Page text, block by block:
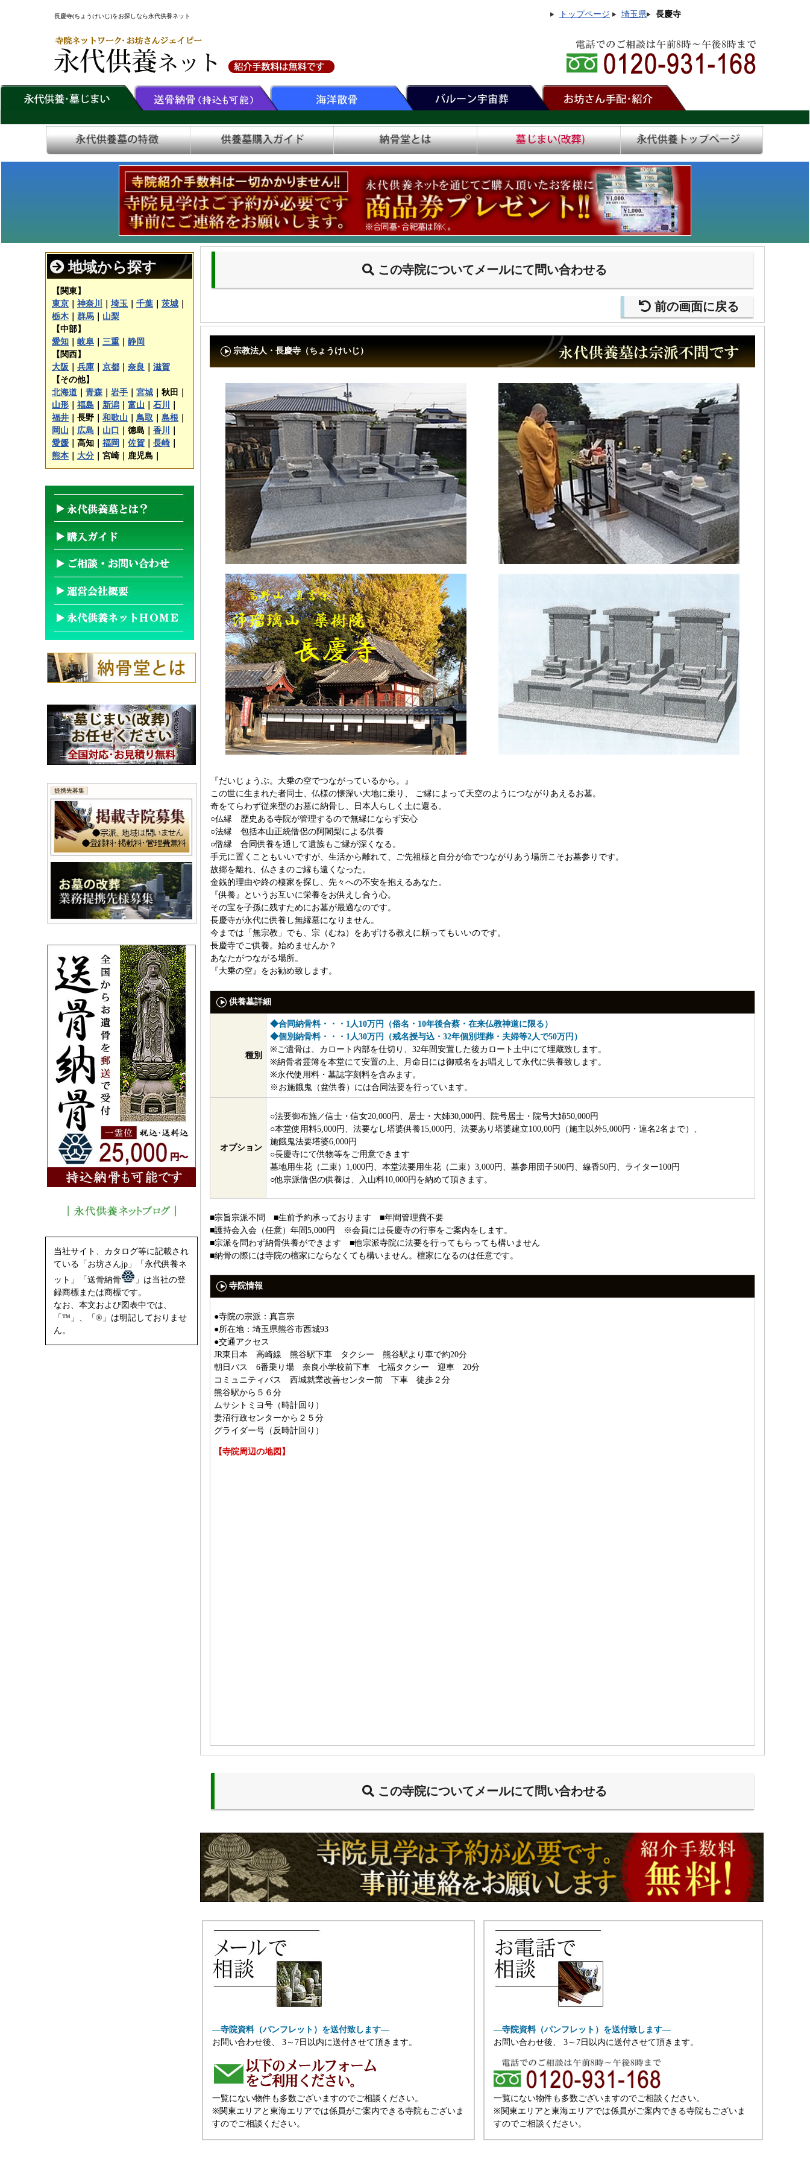
長慶寺(ちょうけいじ)をお探しなら永代供養ネット トップページ 埼玉県 長慶寺
地域から探す
【関東】
東京
神奈川 埼玉 千葉 茨城
栃木
群馬
山梨
【中部】
愛知
岐阜 三重
静岡
【関西】
大阪
兵庫 京都 奈良
滋賀
【その他】
北海道
青森 岩手 宮城
秋田｜
山形
福島 新潟 富山 石川
福井
長野｜ 和歌山 鳥取 島根
岡山
広島 山口 徳島｜ 香川
愛媛
高知｜ 福岡 佐賀 長崎
熊本
大分 宮崎｜ 鹿児島｜
提携先募集
当社サイト、カタログ等に記載され
ている「お坊さんjp」「永代供養ネ
ット」「送骨納骨
」は当社の登
録商標または商標です。
なお、本文および図表中では、
「™」、「®」は明記しておりませ
ん。
この寺院についてメールにて問い合わせる
前の画面に戻る
宗教法人・長慶寺（ちょうけいじ）
『だいじょうぶ。大乗の空でつながっているから。』
この世に生まれた者同士、仏様の懐深い大地に乗り、 ご縁によって天空のようにつながりあえるお墓。
奇をてらわず従来型のお墓に納骨し、日本人らしく土に還る。
○仏縁 歴史ある寺院が管理するので無縁にならず安心
○法縁 包括本山正統僧侶の阿闍梨による供養
○僧縁 合同供養を通して遺族もご縁が深くなる。
手元に置くこともいいですが、生活から離れて、ご先祖様と自分が命でつながりあう場所こそお墓参りです。
故郷を離れ、仏さまのご縁も遠くなった。
金銭的理由や終の棲家を探し、先々への不安を抱えるあなた。
『供養』というお互いに栄養をお供えし合う心。
その宝を子孫に残すためにお墓が最適なのです。
長慶寺が永代に供養し無縁墓になりません。
今までは「無宗教」でも、宗（むね）をあずける教えに頼ってもいいのです。
長慶寺でご供養。始めませんか？
あなたがつながる場所。
『大乗の空』をお勧め致します。
供養墓詳細
種別
◆合同納骨料・・・1人10万円（俗名・10年後合蔡・在来仏教神道に限る）
◆個別納骨料・・・1人30万円（戒名授与込・32年個別埋葬・夫婦等2人で50万円）
※ご遺骨は、カロート内部を仕切り、32年間安置した後カロート土中にて埋蔵致します。
※納骨者霊簿を本堂にて安置の上、月命日には御戒名をお唱えして永代に供養致します。
※永代使用料・墓誌字刻料を含みます。
※お施餓鬼（盆供養）には合同法要を行っています。
オプション
○法要御布施／信士・信女20,000円、居士・大姉30,000円、院号居士・院号大姉50,000円
○本堂使用料5,000円、法要なし塔婆供養15,000円、法要あり塔婆建立100,00円（施主以外5,000円・連名2名まで）、
施餓鬼法要塔婆6,000円
○長慶寺にて供物等をご用意できます
墓地用生花（二束）1,000円、本堂法要用生花（二束）3,000円、墓参用団子500円、線香50円、ライター100円
○他宗派僧侶の供養は、入山料10,000円を納めて頂きます。
■宗旨宗派不問 ■生前予約承っております ■年間管理費不要
■護持会入会（任意）年間5,000円 ※会員には長慶寺の行事をご案内をします。
■宗派を問わず納骨供養ができます ■他宗派寺院に法要を行ってもらっても構いません
■納骨の際には寺院の檀家にならなくても構いません。檀家になるのは任意です。
寺院情報
●寺院の宗派：真言宗
●所在地：埼玉県熊谷市西城93
●交通アクセス
JR東日本 高崎線 熊谷駅下車 タクシー 熊谷駅より車で約20分
朝日バス 6番乗り場 奈良小学校前下車 七福タクシー 迎車 20分
コミュニティバス 西城就業改善センター前 下車 徒歩２分
熊谷駅から５６分
ムサシトミヨ号（時計回り）
妻沼行政センターから２５分
グライダー号（反時計回り）
【寺院周辺の地図】
この寺院についてメールにて問い合わせる
―寺院資料（パンフレット）を送付致します―
お問い合わせ後、 3～7日以内に送付させて頂きます。
一覧にない物件も多数ございますのでご相談ください。
※関東エリアと東海エリアでは係員がご案内できる寺院もございま
すのでご相談ください。
―寺院資料（パンフレット）を送付致します―
お問い合わせ後、 3～7日以内に送付させて頂きます。
一覧にない物件も多数ございますのでご相談ください。
※関東エリアと東海エリアでは係員がご案内できる寺院もございま
すのでご相談ください。